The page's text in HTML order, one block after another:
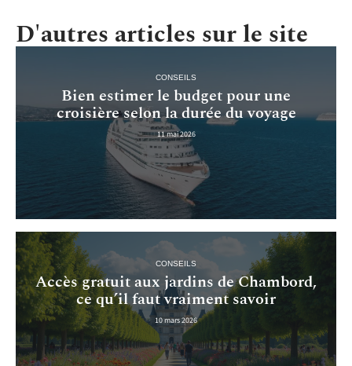
D'autres articles sur le site
CONSEILS
Bien estimer le budget pour une
croisière selon la durée du voyage
11 mai 2026
CONSEILS
Accès gratuit aux jardins de Chambord,
ce qu’il faut vraiment savoir
10 mars 2026